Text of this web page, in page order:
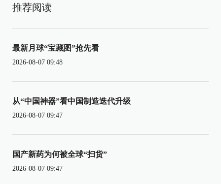
推荐阅读
最新月球“宝藏图”抢先看
2026-08-07 09:48
从“中国神器”看中国制造迭代升级
2026-08-07 09:47
国产新药为何被全球“扫货”
2026-08-07 09:47